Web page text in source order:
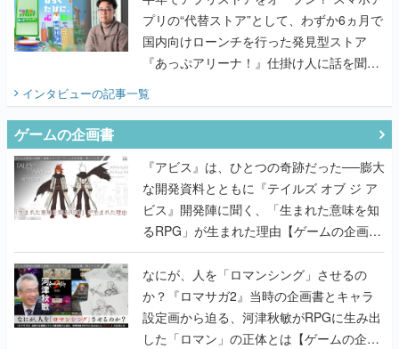
プリの“代替ストア”として、わずか6ヵ月で
国内向けローンチを行った発見型ストア
『あっぷアリーナ！』仕掛け人に話を聞い
インタビューの記事一覧
ゲームの企画書
『アビス』は、ひとつの奇跡だった──膨大
な開発資料とともに『テイルズ オブ ジ ア
ビス』開発陣に聞く、「生まれた意味を知
るRPG」が生まれた理由【ゲームの企画
書】
なにが、人を「ロマンシング」させるの
か？『ロマサガ2』当時の企画書とキャラ
設定画から迫る、河津秋敏がRPGに生み出
した「ロマン」の正体とは【ゲームの企画